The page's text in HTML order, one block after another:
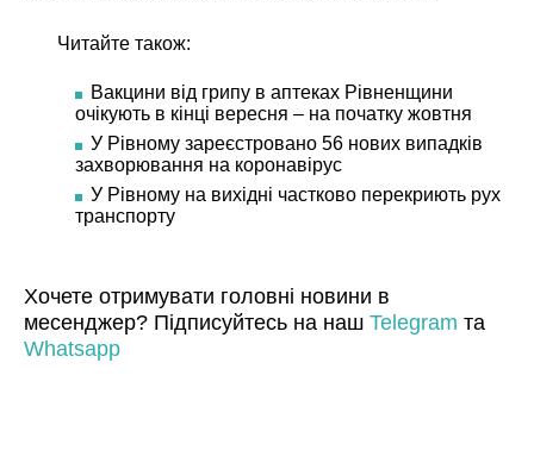
Читайте також:
Вакцини від грипу в аптеках Рівненщини
очікують в кінці вересня – на початку жовтня
У Рівному зареєстровано 56 нових випадків
захворювання на коронавірус
У Рівному на вихідні частково перекриють рух
транспорту
Хочете отримувати головні новини в
месенджер? Підписуйтесь на наш Telegram та
Whatsapp